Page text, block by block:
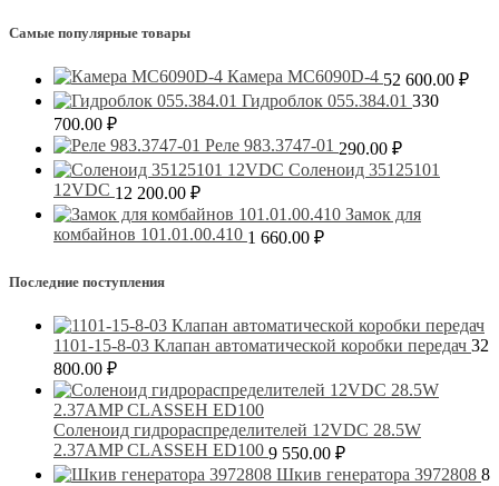
Самые популярные товары
Камера MC6090D-4 52 600.00 ₽
Гидроблок 055.384.01 330
700.00 ₽
Реле 983.3747-01 290.00 ₽
Соленоид 35125101
12VDC 12 200.00 ₽
Замок для
комбайнов 101.01.00.410 1 660.00 ₽
Последние поступления
1101-15-8-03 Клапан автоматической коробки передач 32
800.00 ₽
Соленоид гидрораспределителей 12VDC 28.5W
2.37AMP CLASSEH ED100 9 550.00 ₽
Шкив генератора 3972808 8